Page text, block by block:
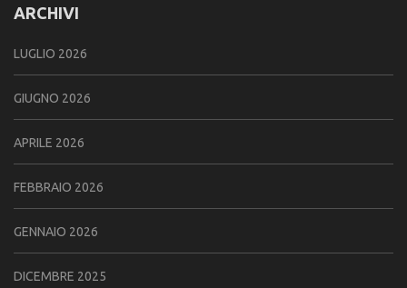
ARCHIVI
LUGLIO 2026
GIUGNO 2026
APRILE 2026
FEBBRAIO 2026
GENNAIO 2026
DICEMBRE 2025